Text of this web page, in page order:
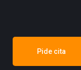
Pide cita